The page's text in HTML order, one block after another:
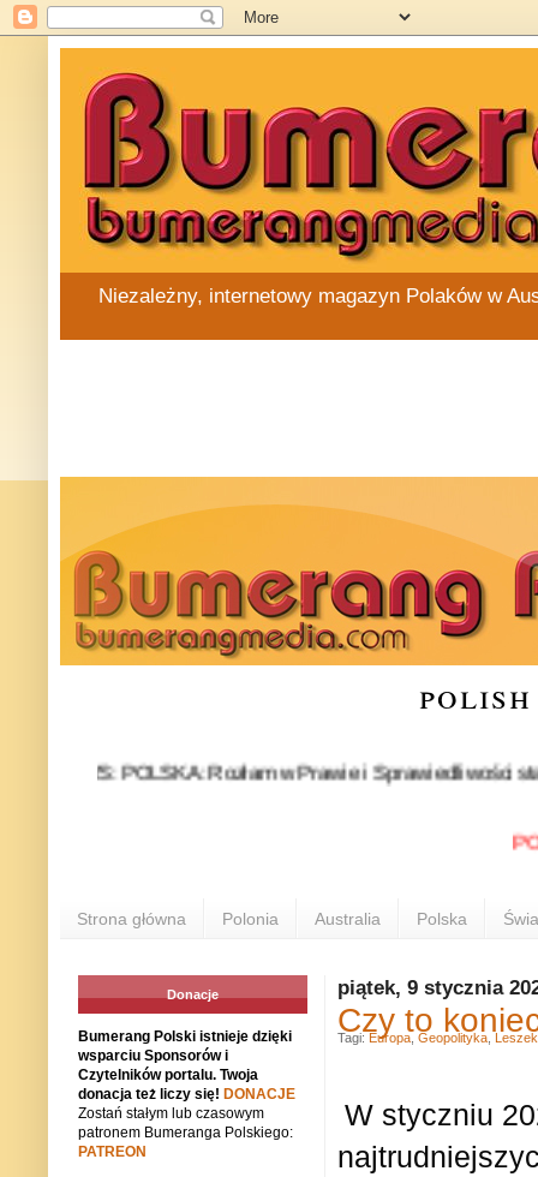
Niezależny, internetowy magazyn Polaków w
NEWS: POLSKA: Rozłam w Prawie i Sprawiedliwości stał
Strona główna Polonia Australia Polska
piątek, 9 stycznia
Czy to
W styczniu
Tagi: Europa Geopolityka
Donacje
Bumerang Polski istnieje dzięki
wsparciu Sponsorów i
Czytelników portalu. Twoja
donacja też liczy się! DONACJE
Zostań stałym lub czasowym
patronem Bumeranga Polskiego:
PATREON